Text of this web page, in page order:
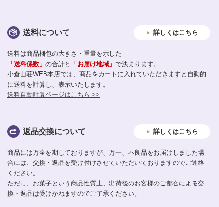
送料について 詳しくはこちら
送料は商品梱包の大きさ・重量を示した
「送料係数」 の合計と 「お届け地域」 で決まります。
小倉山荘WEB本店では、商品をカートに入れていただきますと自動的
に送料を計算し、表示いたします。
送料自動計算ページはこちら >>
返品交換について 詳しくはこちら
商品には万全を期しておりますが、万一、不良品をお届けしました場
合には、交換・返品を受け付けさせていただいておりますのでご連絡
ください。
ただし、お菓子という商品性質上、出荷後のお客様のご都合による交
換・返品は受けかねますのでご了承ください。